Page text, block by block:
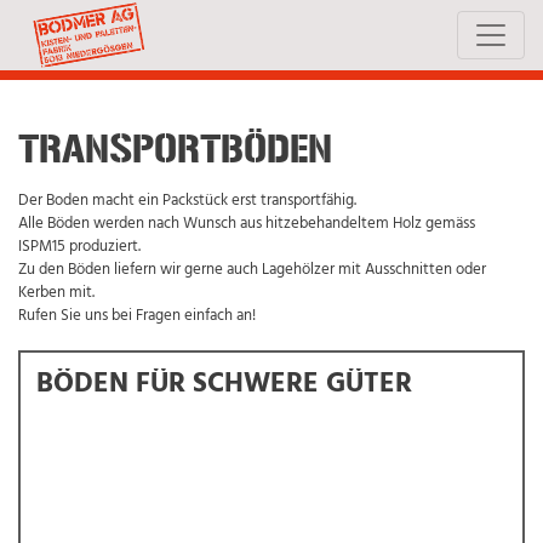
TRANSPORTBÖDEN
Der Boden macht ein Packstück erst transportfähig.
Alle Böden werden nach Wunsch aus hitzebehandeltem Holz gemäss
ISPM15 produziert.
Zu den Böden liefern wir gerne auch Lagehölzer mit Ausschnitten oder
Kerben mit.
Rufen Sie uns bei Fragen einfach an!
BÖDEN FÜR SCHWERE GÜTER